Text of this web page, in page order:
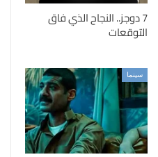
7 دوجز.. النجاح الذي فاق
التوقعات
سينما